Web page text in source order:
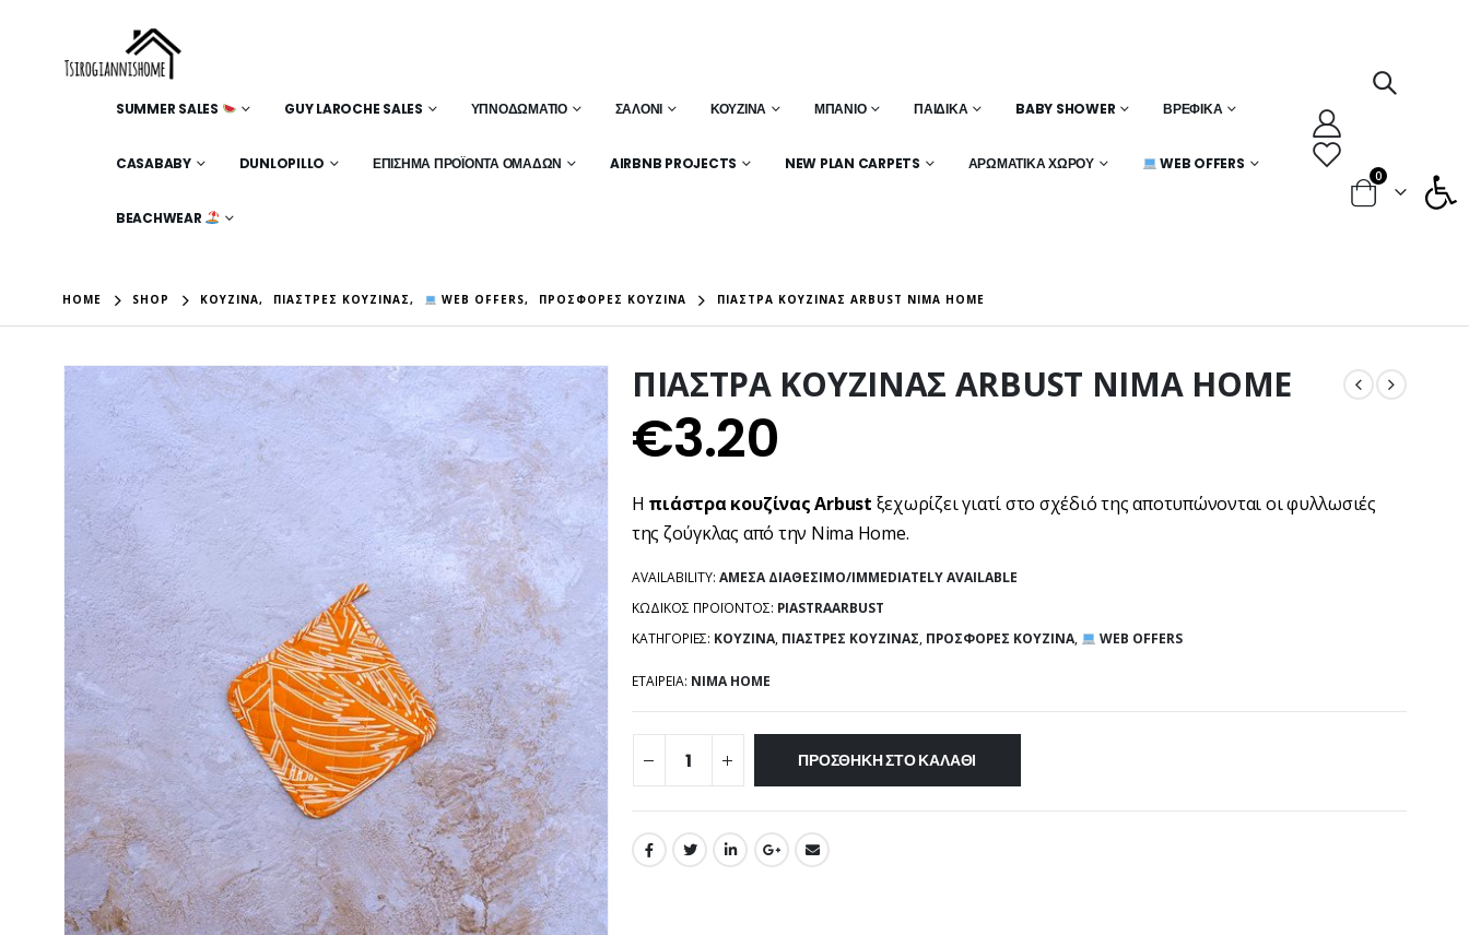
SUMMER SALES GUY LAROCHE SALES ΥΠΝΟΔΩΜΆΤΙΟ ΣΑΛΌΝΙ ΚΟΥΖΊΝΑ ΜΠΆΝΙΟ ΠΑΙΔΙΚΆ BABY SHOWER ΒΡΕΦΙΚΆ
CASABABY DUNLOPILLO ΕΠΊΣΗΜΑ ΠΡΟΪΌΝΤΑ ΟΜΆΔΩΝ AIRBNB PROJECTS NEW PLAN CARPETS ΑΡΩΜΑΤΙΚΆ ΧΏΡΟΥ WEB OFFERS
BEACHWEAR
0
HOME SHOP ΚΟΥΖΊΝΑ, ΠΙΆΣΤΡΕΣ ΚΟΥΖΊΝΑΣ, WEB OFFERS, ΠΡΟΣΦΟΡΈΣ ΚΟΥΖΊΝΑ ΠΙΑΣΤΡΑ ΚΟΥΖΙΝΑΣ ARBUST NIMA HOME
ΠΙΑΣΤΡΑ ΚΟΥΖΙΝΑΣ ARBUST NIMA HOME
€3.20
Η πιάστρα κουζίνας Arbust ξεχωρίζει γιατί στο σχέδιό της αποτυπώνονται οι φυλλωσιές
της ζούγκλας από την Nima Home.
AVAILABILITY: ΆΜΕΣΑ ΔΙΑΘΈΣΙΜΟ/IMMEDIATELY AVAILABLE
ΚΩΔΙΚΌΣ ΠΡΟΪΌΝΤΟΣ: PIASTRAARBUST
ΚΑΤΗΓΟΡΊΕΣ: ΚΟΥΖΊΝΑ, ΠΙΆΣΤΡΕΣ ΚΟΥΖΊΝΑΣ, ΠΡΟΣΦΟΡΈΣ ΚΟΥΖΊΝΑ, WEB OFFERS
ΕΤΑΙΡΕΊΑ: NIMA HOME
ΠΡΟΣΘΉΚΗ ΣΤΟ ΚΑΛΆΘΙ